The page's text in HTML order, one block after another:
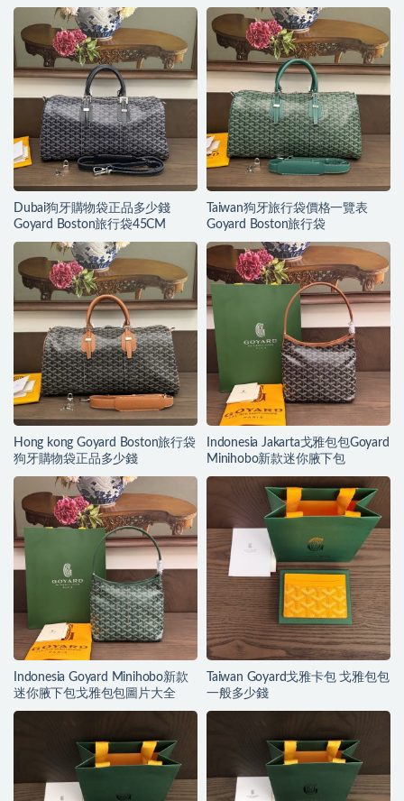
Dubai狗牙購物袋正品多少錢
Goyard Boston旅行袋45CM
Taiwan狗牙旅行袋價格一覽表
Goyard Boston旅行袋
Hong kong Goyard Boston旅行袋
狗牙購物袋正品多少錢
Indonesia Jakarta戈雅包包Goyard
Minihobo新款迷你腋下包
Indonesia Goyard Minihobo新款
迷你腋下包戈雅包包圖片大全
Taiwan Goyard戈雅卡包 戈雅包包
一般多少錢